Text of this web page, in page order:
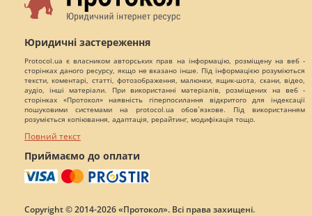
Юридичні застереження
Protocol.ua є власником авторських прав на інформацію, розміщену на веб -
сторінках даного ресурсу, якщо не вказано інше. Під інформацією розуміються
тексти, коментарі, статті, фотозображення, малюнки, ящик-шота, скани, відео,
аудіо, інші матеріали. При використанні матеріалів, розміщених на веб -
сторінках «Протокол» наявність гіперпосилання відкритого для індексації
пошуковими системами на protocol.ua обов`язкове. Під використанням
розуміється копіювання, адаптація, рерайтинг, модифікація тощо.
Повний текст
Приймаємо до оплати
Copyright © 2014-2026 «Протокол». Всі права захищені.